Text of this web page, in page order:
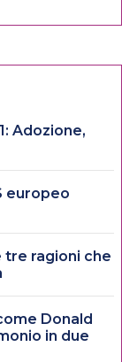
Adozione,
europeo
tre ragioni che
Donald
in due